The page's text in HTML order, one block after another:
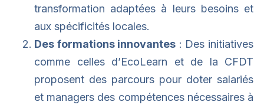
transformation adaptées à leurs besoins et
aux spécificités locales.
Des formations innovantes : Des initiatives
comme celles d’EcoLearn et de la CFDT
proposent des parcours pour doter salariés
et managers des compétences nécessaires à